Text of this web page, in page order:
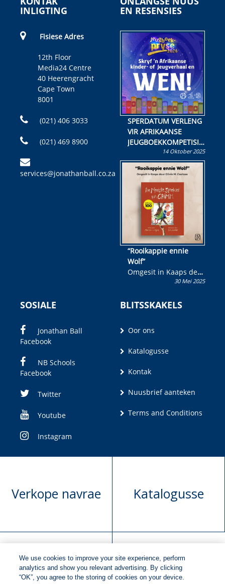
INLIGTING
Fisiese Adres
12th Floor
Media24 Centre
40 Heerengracht
Cape Town
8001
(021) 406 3033
(021) 469 8900
services@jonathanball.co.za
EN RESENSIES
SPERDATUM VERLENG
VIR AFRIKAANSE
JEUGBOEKKOMPETISIE
Skryf ’n jeugboek of
kinderboek en staan ’n
kans om R50 000 te
wen!
14 Oktober 2025
“Rooikappie ennie
Wolf”
Omgesit in Kaaps deur
Olivia M. Coetzee30 Mei 2025
SOSIALE
Jonathan Ball
Facebook
NB Schools
Facebook
Twitter
Youtube
Instagram
BLITSSKAKELS
Oor ons
Katalogusse
Kontak
Nuusbrief aanteken
Terms and Conditions
Verkope navrae Katalogusse
Manuskrip Versoek boekregte
We use cookies to improve your site experience, perform
analytics and show you relevant advertising. By clicking
“OK”, you agree to the storing of cookies on your device.